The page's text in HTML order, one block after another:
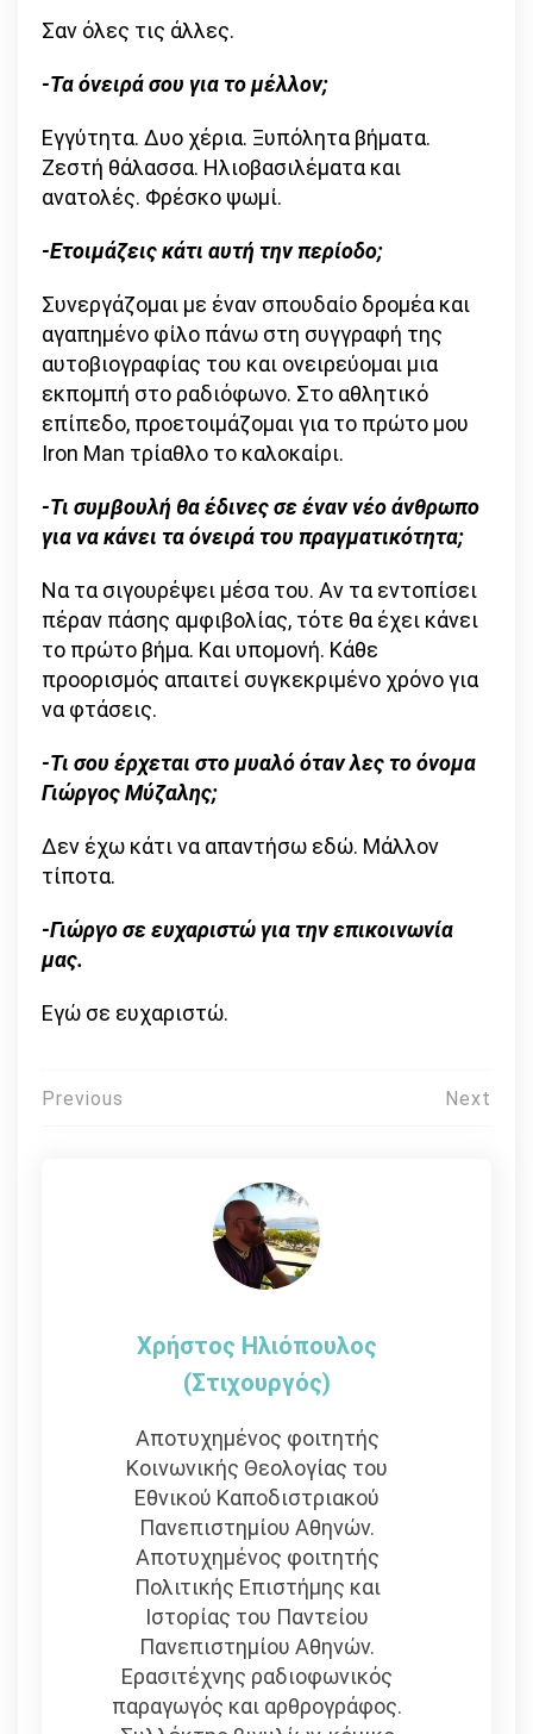
Σαν όλες τις άλλες.
-Τα όνειρά σου για το μέλλον;
Εγγύτητα. Δυο χέρια. Ξυπόλητα βήματα.
Ζεστή θάλασσα. Ηλιοβασιλέματα και
ανατολές. Φρέσκο ψωμί.
-Ετοιμάζεις κάτι αυτή την περίοδο;
Συνεργάζομαι με έναν σπουδαίο δρομέα και
αγαπημένο φίλο πάνω στη συγγραφή της
αυτοβιογραφίας του και ονειρεύομαι μια
εκπομπή στο ραδιόφωνο. Στο αθλητικό
επίπεδο, προετοιμάζομαι για το πρώτο μου
Iron Man τρίαθλο το καλοκαίρι.
-Τι συμβουλή θα έδινες σε έναν νέο άνθρωπο
για να κάνει τα όνειρά του πραγματικότητα;
Να τα σιγουρέψει μέσα του. Αν τα εντοπίσει
πέραν πάσης αμφιβολίας, τότε θα έχει κάνει
το πρώτο βήμα. Και υπομονή. Κάθε
προορισμός απαιτεί συγκεκριμένο χρόνο για
να φτάσεις.
-Τι σου έρχεται στο μυαλό όταν λες το όνομα
Γιώργος Μύζαλης;
Δεν έχω κάτι να απαντήσω εδώ. Μάλλον
τίποτα.
-Γιώργο σε ευχαριστώ για την επικοινωνία
μας.
Εγώ σε ευχαριστώ.
Πλοήγηση
Previous Next
Χρήστος Ηλιόπουλος
(στιχουργός)
Αποτυχημένος φοιτητής
Κοινωνικής Θεολογίας του
Εθνικού Καποδιστριακού
Πανεπιστημίου Αθηνών.
Αποτυχημένος φοιτητής
Πολιτικής Επιστήμης και
Ιστορίας του Παντείου
Πανεπιστημίου Αθηνών.
Ερασιτέχνης ραδιοφωνικός
παραγωγός και αρθρογράφος.